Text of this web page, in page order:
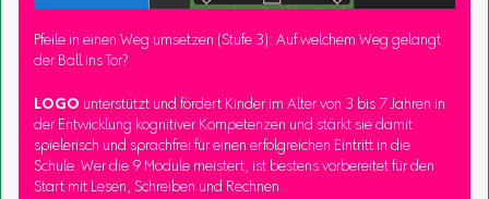
Pfeile in einen Weg umsetzen (Stufe 3): Auf welchem Weg gelangt
der Ball ins Tor?
LOGO unterstützt und fördert Kinder im Alter von 3 bis 7 Jahren in
der Entwicklung kognitiver Kompetenzen und stärkt sie damit
spielerisch und sprachfrei für einen erfolgreichen Eintritt in die
Schule. Wer die 9 Module meistert, ist bestens vorbereitet für den
Start mit Lesen, Schreiben und Rechnen.